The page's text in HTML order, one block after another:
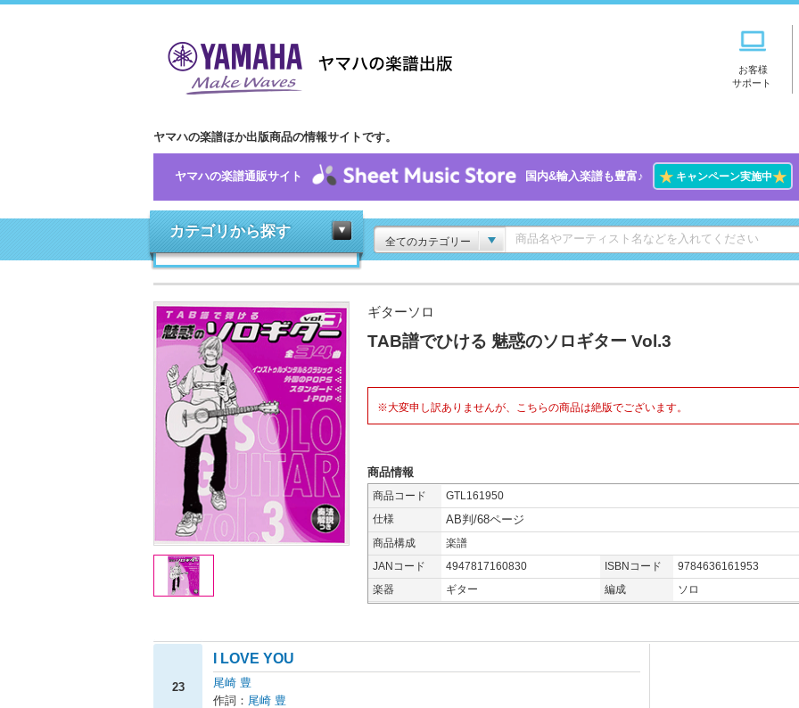
お客様
サポート
ヤマハの楽譜ほか出版商品の情報サイトです。
ヤマハの楽譜通販サイト 国内&輸入楽譜も豊富♪ ★キャンペーン実施中★
カテゴリから探す
全てのカテゴリー
ギターソロ
TAB譜でひける 魅惑のソロギター Vol.3
※大変申し訳ありませんが、こちらの商品は絶版でございます。
商品情報
商品コード
GTL161950
仕様
AB判/68ページ
商品構成
楽譜
JANコード
4947817160830 ISBNコード
9784636161953
楽器
ギター 編成 ソロ
23
I LOVE YOU
尾崎 豊
作詞： 尾崎 豊